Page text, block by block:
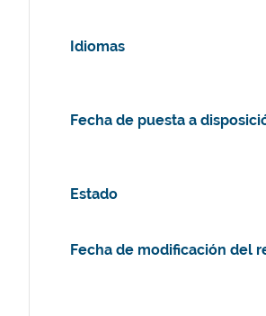
Idiomas
Fecha de puesta a
Estado
Fecha de modificación del